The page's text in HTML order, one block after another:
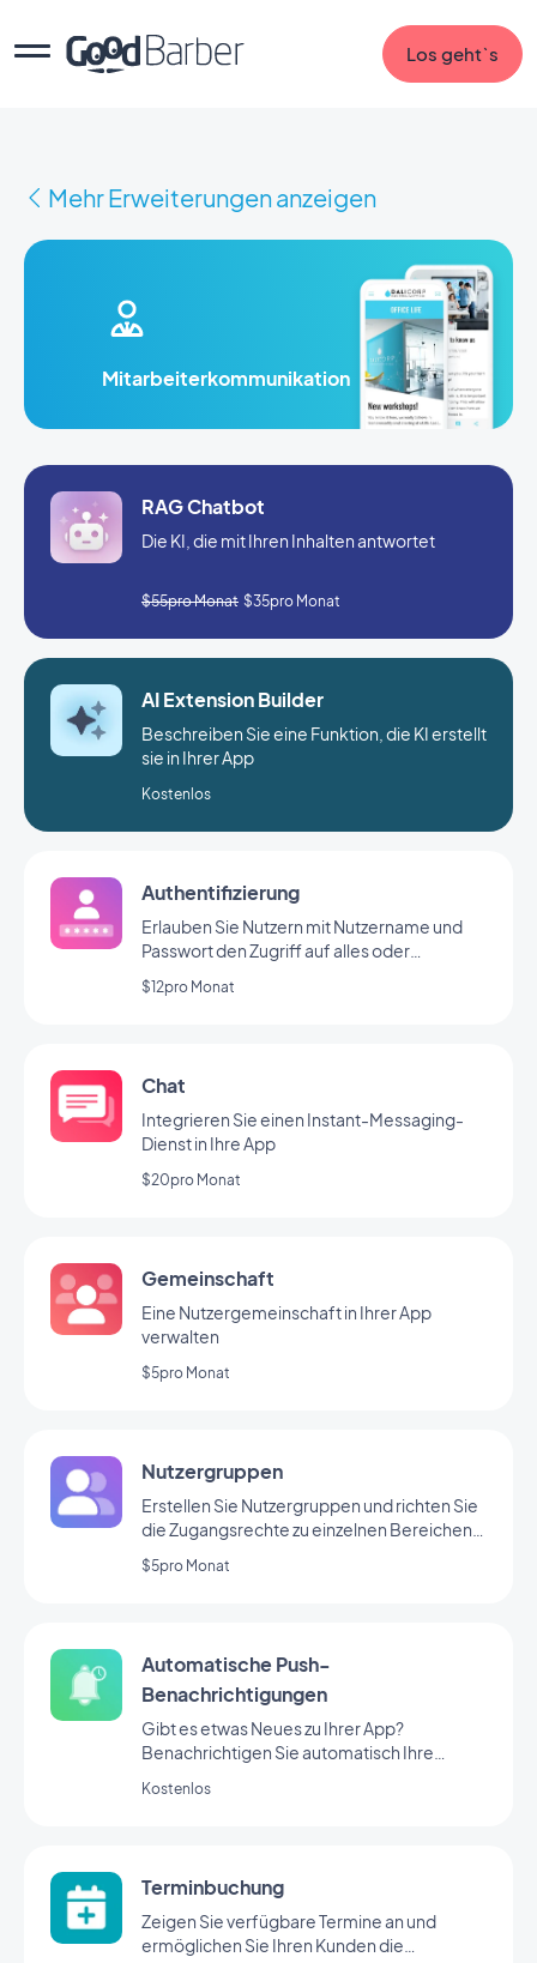
Los geht`s
Mehr Erweiterungen anzeigen
Mitarbeiterkommunikation
Authentifizierung
Erlauben Sie Nutzern mit Nutzername und
Passwort den Zugriff auf alles oder
bestimmte Bereiche Ihrer App
$12pro Monat
Chat
Integrieren Sie einen Instant-Messaging-
Dienst in Ihre App
$20pro Monat
Gemeinschaft
Eine Nutzergemeinschaft in Ihrer App
verwalten
$5pro Monat
Nutzergruppen
Erstellen Sie Nutzergruppen und richten Sie
die Zugangsrechte zu einzelnen Bereichen
Ihrer App individuell ein.
$5pro Monat
Automatische Push-
Benachrichtigungen
Gibt es etwas Neues zu Ihrer App?
Benachrichtigen Sie automatisch Ihre
Kostenlos
Terminbuchung
Zeigen Sie verfügbare Termine an und
ermöglichen Sie Ihren Kunden die
RAG Chatbot
Die KI, die mit Ihren Inhalten antwortet
$55pro Monat $35pro Monat
AI Extension Builder
Beschreiben Sie eine Funktion, die KI erstellt
sie in Ihrer App
Kostenlos